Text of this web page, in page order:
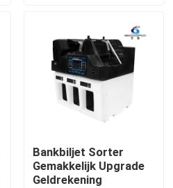
Bankbiljet Sorter
Gemakkelijk Upgrade
Geldrekening